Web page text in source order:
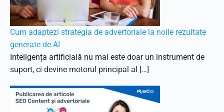
Cum adaptezi strategia de advertoriale la noile rezultate
generate de AI
Inteligența artificială nu mai este doar un instrument de
suport, ci devine motorul principal al […]